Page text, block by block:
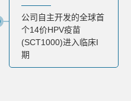
公司自主开发的全球首
个14价HPV疫苗
(SCT1000)进入临床I
期